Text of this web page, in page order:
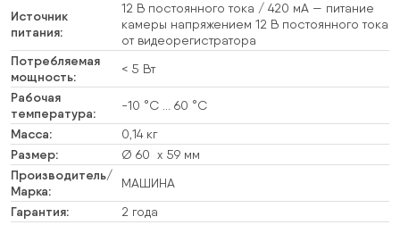
Источник
питания:
12 В постоянного тока / 420 мА — питание
камеры напряжением 12 В постоянного тока
от видеорегистратора
Потребляемая
мощность:
< 5 Вт
Рабочая
температура:
-10 °C … 60 °C
Масса: 0,14 кг
Размер: Ø 60 x 59 мм
Производитель/
Марка:
МАШИНА
Гарантия: 2 года